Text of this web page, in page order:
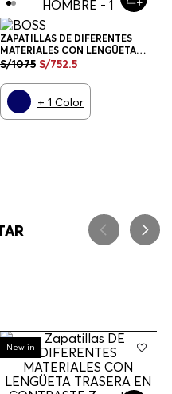
ZAPATILLAS DE DIFERENTES
MATERIALES CON LENGÜETA
TRASERA EN CONTRASTE
S/1075 S/752.5
+ 1 Color
-30%
New in